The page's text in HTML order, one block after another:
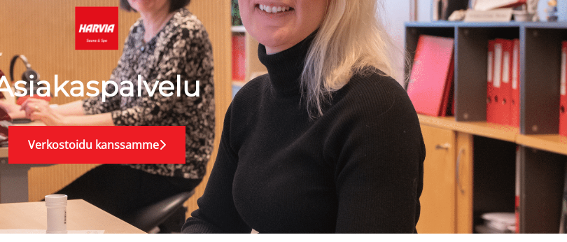
Verkostoidu kanssamme